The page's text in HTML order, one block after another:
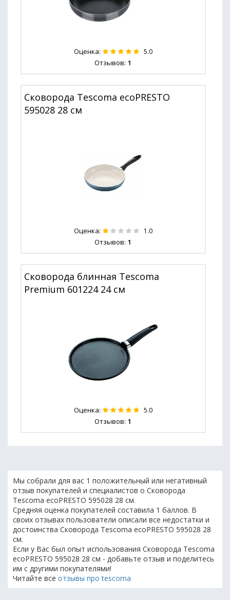
Оценка: 5.0
Отзывов: 1
Сковорода Tescoma ecoPRESTO
595028 28 см
Оценка: 1.0
Отзывов: 1
Сковорода блинная Tescoma
Premium 601224 24 см
Оценка: 5.0
Отзывов: 1
Мы собрали для вас 1 положительный или негативный
отзыв покупателей и специалистов о Сковорода
Tescoma ecoPRESTO 595028 28 см.
Средняя оценка покупателей составила 1 баллов. В
своих отзывах пользователи описали все недостатки и
достоинства Сковорода Tescoma ecoPRESTO 595028 28
см.
Если у Вас был опыт использования Сковорода Tescoma
ecoPRESTO 595028 28 см - добавьте отзыв и поделитесь
им с другими покупателями!
Читайте все отзывы про tescoma